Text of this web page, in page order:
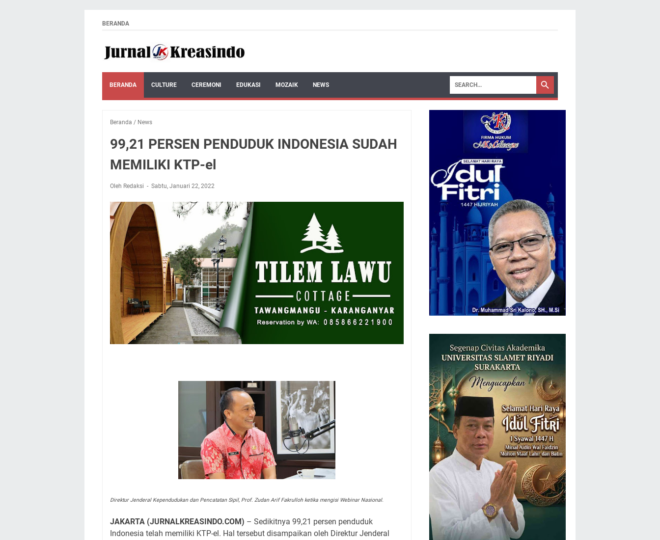
BERANDA
BERANDA CULTURE CEREMONI EDUKASI MOZAIK NEWS
Beranda / News
99,21 PERSEN PENDUDUK INDONESIA SUDAH
MEMILIKI KTP-el
Oleh Redaksi Sabtu, Januari 22, 2022
Direktur Jenderal Kependudukan dan Pencatatan Sipil, Prof. Zudan Arif Fakrulloh ketika mengisi Webinar Nasional.
JAKARTA (JURNALKREASINDO.COM) – Sedikitnya 99,21 persen penduduk
Indonesia telah memiliki KTP-el. Hal tersebut disampaikan oleh Direktur Jenderal